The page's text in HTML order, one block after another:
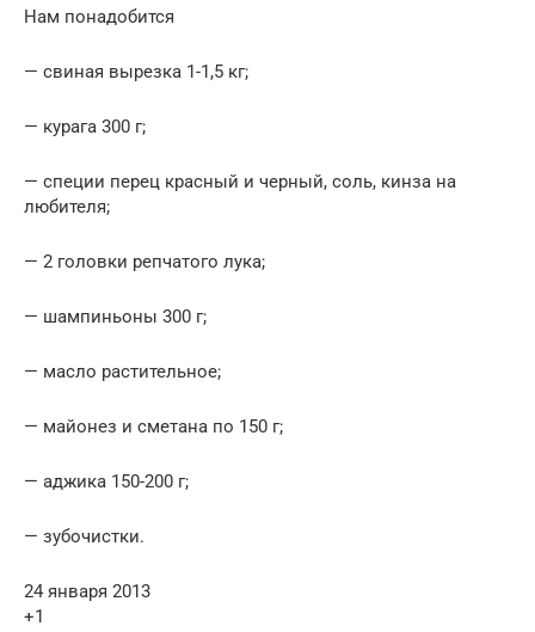
Нам понадобится
— свиная вырезка 1-1,5 кг;
— курага 300 г;
— специи перец красный и черный, соль, кинза на
любителя;
— 2 головки репчатого лука;
— шампиньоны 300 г;
— масло растительное;
— майонез и сметана по 150 г;
— аджика 150-200 г;
— зубочистки.
24 января 2013
+1